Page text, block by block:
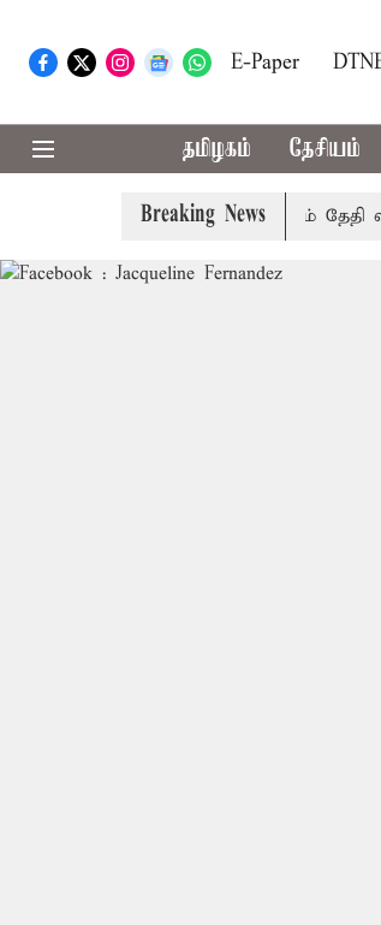
E-Paper
தமிழகம் தேசியம்
Breaking News
மனு வரும் 14-ம் தேதி